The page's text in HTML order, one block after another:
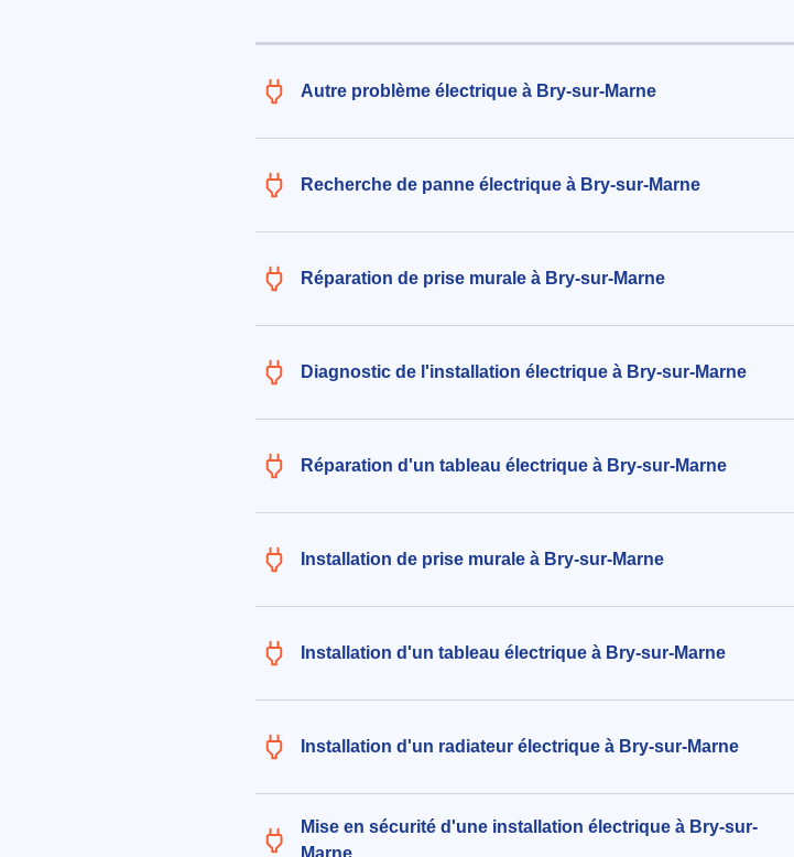
le 04/08/2026 à 17:10
Autre problème électrique à Bry-sur-Marne
Recherche de panne électrique à Bry-sur-Marne
Réparation de prise murale à Bry-sur-Marne
Diagnostic de l'installation électrique à Bry-sur-Marne
Réparation d'un tableau électrique à Bry-sur-Marne
Installation de prise murale à Bry-sur-Marne
Installation d'un tableau électrique à Bry-sur-Marne
Installation d'un radiateur électrique à Bry-sur-Marne
Mise en sécurité d'une installation électrique à Bry-sur-